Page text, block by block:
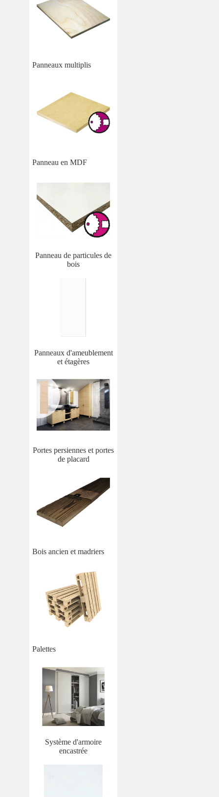
Panneaux multiplis
Panneau en MDF
Panneau de particules de
bois
Panneaux d'ameublement
et étagères
Portes persiennes et portes
de placard
Bois ancien et madriers
Palettes
Système d'armoire
encastrée